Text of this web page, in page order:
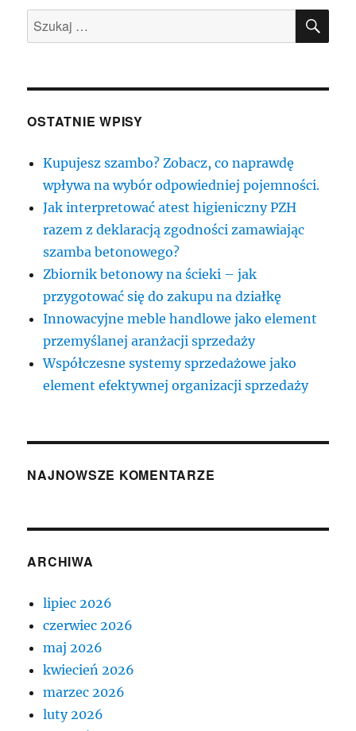
Szukaj:
OSTATNIE WPISY
Kupujesz szambo? Zobacz, co naprawdę
wpływa na wybór odpowiedniej pojemności.
Jak interpretować atest higieniczny PZH
razem z deklaracją zgodności zamawiając
szamba betonowego?
Zbiornik betonowy na ścieki – jak
przygotować się do zakupu na działkę
Innowacyjne meble handlowe jako element
przemyślanej aranżacji sprzedaży
Współczesne systemy sprzedażowe jako
element efektywnej organizacji sprzedaży
NAJNOWSZE KOMENTARZE
ARCHIWA
lipiec 2026
czerwiec 2026
maj 2026
kwiecień 2026
marzec 2026
luty 2026